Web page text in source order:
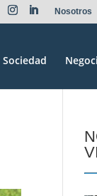
Nosotros
Sociedad